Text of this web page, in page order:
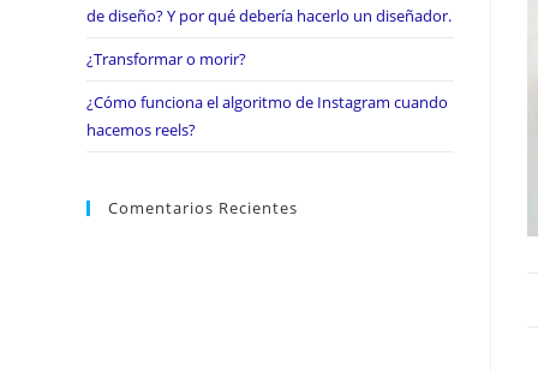
de diseño? Y por qué debería hacerlo un diseñador.
¿Transformar o morir?
¿Cómo funciona el algoritmo de Instagram cuando
hacemos reels?
Comentarios Recientes